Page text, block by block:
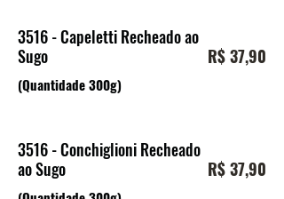
3516 - Capeletti Recheado ao
Sugo
(Quantidade 300g)
R$ 37,90
3516 - Conchiglioni Recheado
ao Sugo
R$ 37,90